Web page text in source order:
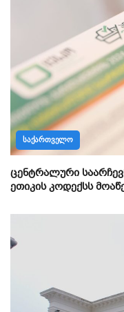
ᲡᲐᲥᲐᲠᲗᲕᲔᲚᲝ
ცენტრალური
ეთიკის კოდექსს